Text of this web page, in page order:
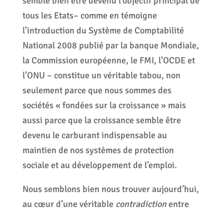
tous les Etats– comme en témoigne
l’introduction du Système de Comptabilité
National 2008 publié par la banque Mondiale,
la Commission européenne, le FMI, l’OCDE et
l’ONU – constitue un véritable tabou, non
seulement parce que nous sommes des
sociétés « fondées sur la croissance » mais
aussi parce que la croissance semble être
devenu le carburant indispensable au
maintien de nos systèmes de protection
sociale et au développement de l’emploi.
Nous semblons bien nous trouver aujourd’hui,
au cœur d’une véritable contradictionentre